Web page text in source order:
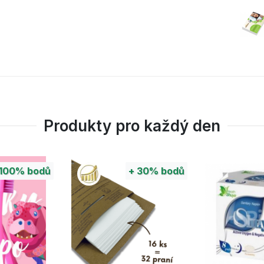
Produkty pro každý den
bodů + 30% bodů